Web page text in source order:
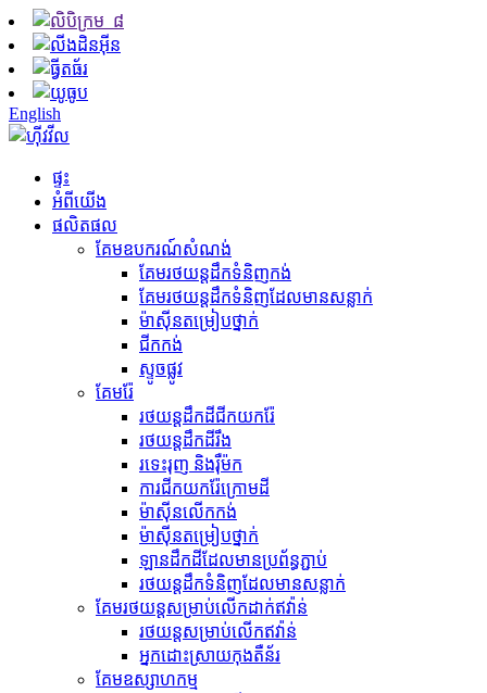
English
ផ្ទះ
អំពីយើង
ផលិតផល
គែមឧបករណ៍សំណង់
គែម​រថយន្ត​ដឹក​ទំនិញ​កង់
គែមរថយន្តដឹកទំនិញដែលមានសន្លាក់
ម៉ាស៊ីន​តម្រៀប​ថ្នាក់
ជីក​កង់
ស្ទូចផ្លូវ
គែមរ៉ែ
រថយន្តដឹកដីជីកយករ៉ែ
រថយន្ត​ដឹក​ដី​រឹង
រទេះរុញ និងរ៉ឺម៉ក
ការជីកយករ៉ែក្រោមដី
ម៉ាស៊ីន​លើក​កង់
ម៉ាស៊ីន​តម្រៀប​ថ្នាក់
ឡានដឹកដីដែលមានប្រព័ន្ធភ្ជាប់
រថយន្ត​ដឹក​ទំនិញ​ដែល​មាន​សន្លាក់​
គែមរថយន្តសម្រាប់លើកដាក់ឥវ៉ាន់
រថយន្ត​សម្រាប់​លើក​ឥវ៉ាន់
អ្នកដោះស្រាយកុងតឺន័រ
គែមឧស្សាហកម្ម